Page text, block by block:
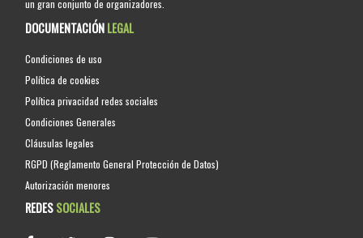
un gran conjunto de organizadores.
DOCUMENTACIÓNLEGAL
Condiciones de uso
Política de cookies
Política privacidad redes sociales
Condiciones Generales
Cláusulas legales
RGPD (Reglamento General Protección de Datos)
Autorización menores
REDESSOCIALES